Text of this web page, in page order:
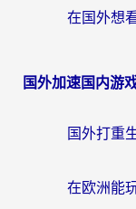
国外加速国内游